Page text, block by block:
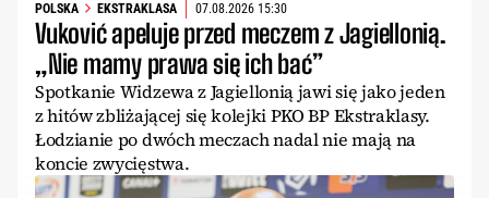
POLSKA EKSTRAKLASA 07.08.2026 15:30
Vuković apeluje przed meczem z Jagiellonią.
„Nie mamy prawa się ich bać”
Spotkanie Widzewa z Jagiellonią jawi się jako jeden
z hitów zbliżającej się kolejki PKO BP Ekstraklasy.
Łodzianie po dwóch meczach nadal nie mają na
koncie zwycięstwa.